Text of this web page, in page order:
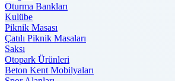
Oturma Bankları
Kulübe
Piknik Masası
Çatılı Piknik Masaları
Saksı
Otopark Ürünleri
Beton Kent Mobilyaları